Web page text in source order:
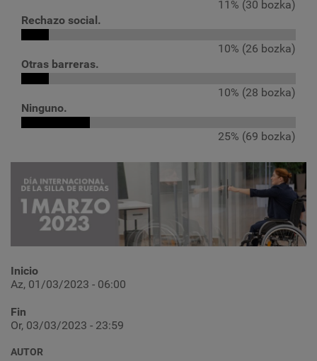
11% (30 bozka)
Rechazo social.
10% (26 bozka)
Otras barreras.
10% (28 bozka)
Ninguno.
25% (69 bozka)
Inicio
Az, 01/03/2023 - 06:00
Fin
Or, 03/03/2023 - 23:59
AUTOR